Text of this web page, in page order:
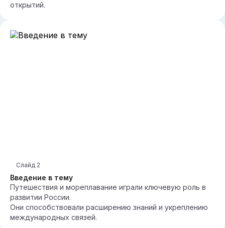
открытий.
Введение в тему
Слайд 2
Путешествия и мореплавание играли ключевую роль в
развитии России.
Они способствовали расширению знаний и укреплению
международных связей.